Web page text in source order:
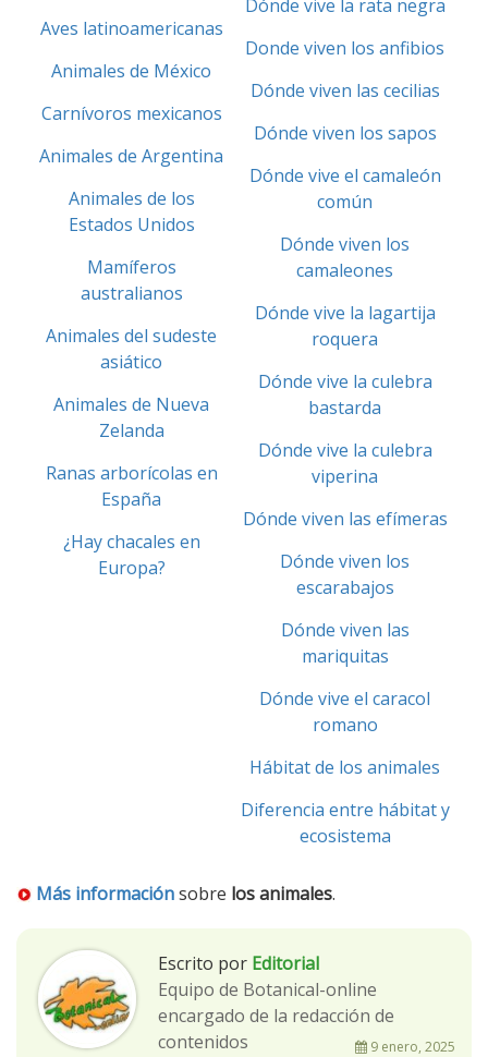
Aves latinoamericanas
Animales de México
Carnívoros mexicanos
Animales de Argentina
Animales de los
Estados Unidos
Mamíferos
australianos
Animales del sudeste
asiático
Animales de Nueva
Zelanda
Ranas arborícolas en
España
¿Hay chacales en
Europa?
Dónde vive la rata negra
Donde viven los anfibios
Dónde viven las cecilias
Dónde viven los sapos
Dónde vive el camaleón
común
Dónde viven los
camaleones
Dónde vive la lagartija
roquera
Dónde vive la culebra
bastarda
Dónde vive la culebra
viperina
Dónde viven las efímeras
Dónde viven los
escarabajos
Dónde viven las
mariquitas
Dónde vive el caracol
romano
Hábitat de los animales
Diferencia entre hábitat y
ecosistema
Más informaciónsobre los animales.
Escrito por Editorial
Equipo de Botanical-online
encargado de la redacción de
contenidos
9 enero, 2025